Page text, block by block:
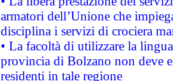
armatori dell’Unione che
disciplina i servizi di crociera
• La facoltà di utilizzare la
provincia di Bolzano non deve
residenti in tale regione